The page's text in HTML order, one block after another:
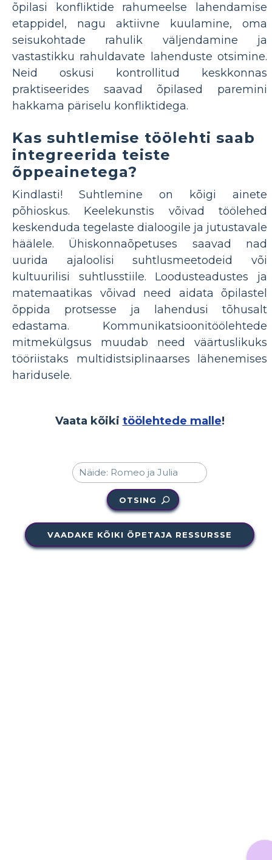
õpilasi konfliktide rahumeelse lahendamise
etappidel, nagu aktiivne kuulamine, oma
seisukohtade rahulik väljendamine ja
vastastikku rahuldavate lahenduste otsimine.
Neid oskusi kontrollitud keskkonnas
praktiseerides saavad õpilased paremini
hakkama päriselu konfliktidega.
Kas suhtlemise töölehti saab
integreerida teiste
õppeainetega?
Kindlasti! Suhtlemine on kõigi ainete
põhioskus. Keelekunstis võivad töölehed
keskenduda tegelaste dialoogile ja jutustavale
häälele. Ühiskonnaõpetuses saavad nad
uurida ajaloolisi suhtlusmeetodeid või
kultuurilisi suhtlusstiile. Loodusteadustes ja
matemaatikas võivad need aidata õpilastel
õppida protsesse ja lahendusi tõhusalt
edastama. Kommunikatsioonitöölehtede
mitmekülgsus muudab need väärtuslikuks
tööriistaks multidistsiplinaarses lähenemises
haridusele.
Vaata kõiki töölehtede malle!
OTSING
VAADAKE KÕIKI ÕPETAJA RESSURSSE